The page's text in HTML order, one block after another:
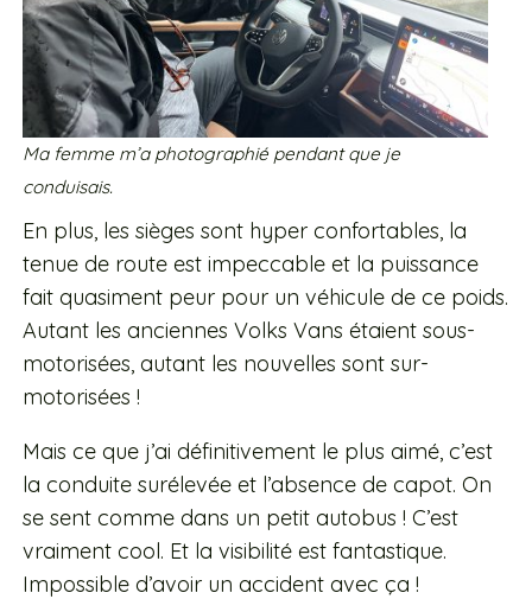
Ma femme m’a photographié pendant que je
conduisais.
En plus, les sièges sont hyper confortables, la
tenue de route est impeccable et la puissance
fait quasiment peur pour un véhicule de ce poids.
Autant les anciennes Volks Vans étaient sous-
motorisées, autant les nouvelles sont sur-
motorisées !
Mais ce que j’ai définitivement le plus aimé, c’est
la conduite surélevée et l’absence de capot. On
se sent comme dans un petit autobus ! C’est
vraiment cool. Et la visibilité est fantastique.
Impossible d’avoir un accident avec ça !